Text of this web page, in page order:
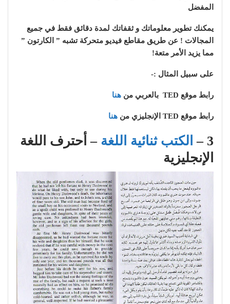
المفضل
يمكنك تطوير معلوماتك و ثقفاتك لمدة دقائق فقط في جميع
المجالات ! عن طريق مقاطع فيديو متحركة تشبه ” الكارتون ”
مما يزيد الأمر متعة!
على سبيل المثال :-
رابط موقع TED بالعربي من هنا
رابط موقع TED الإنجليزي من هنا
3 – الكتب ثنائية اللغة – أحترف اللغة
الإنجليزية